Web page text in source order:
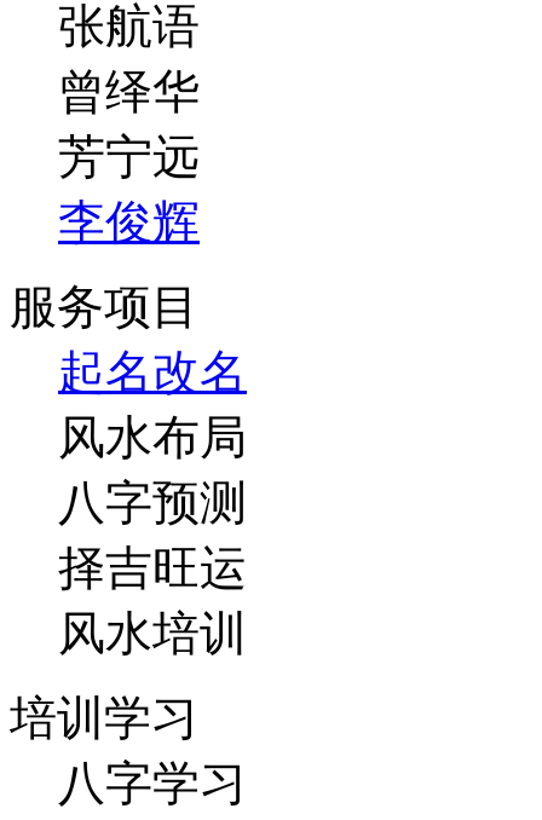
张航语
曾绎华
芳宁远
李俊辉
服务项目
起名改名
风水布局
八字预测
择吉旺运
风水培训
培训学习
八字学习